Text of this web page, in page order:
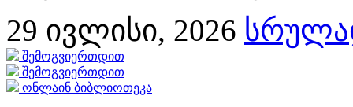
29 ივლისი, 2026
შემოგვიერთდით
შემოგვიერთდით
ონლაინ ბიბლიოთეკა